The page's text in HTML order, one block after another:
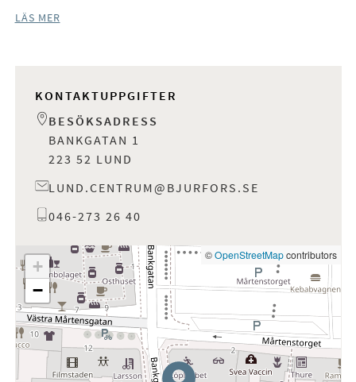
LÄS MER
KONTAKTUPPGIFTER
BESÖKSADRESS
BANKGATAN 1
223 52 LUND
LUND.CENTRUM@BJURFORS.SE
046-273 26 40
+
−
©OpenStreetMapcontributors